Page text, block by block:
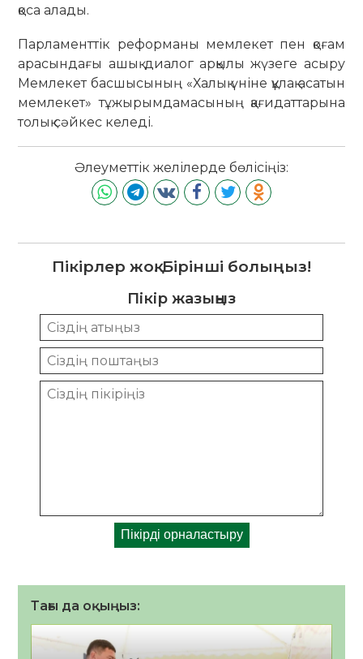
қоса алады.
Парламенттік реформаны мемлекет пен қоғам
арасындағы ашық диалог арқылы жүзеге асыру
Мемлекет басшысының «Халық үніне құлақ асатын
мемлекет» тұжырымдамасының қағидаттарына
толық сәйкес келеді.
Әлеуметтік желілерде бөлісіңіз:
Пікірлер жоқ. Бірінші болыңыз!
Пікір жазыңыз
Тағы да оқыңыз: